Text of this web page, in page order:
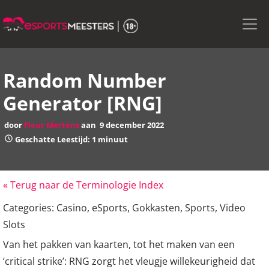
to
Random Number
Generator [RNG]
door Fleur Mertensaan 9 december 2022
Geschatte Leestijd: 1 minuut
« Terug naar de Terminologie Index
Categories: Casino, eSports, Gokkasten, Sports, Video
Slots
Van het pakken van kaarten, tot het maken van een
‘critical strike’: RNG zorgt het vleugje willekeurigheid dat